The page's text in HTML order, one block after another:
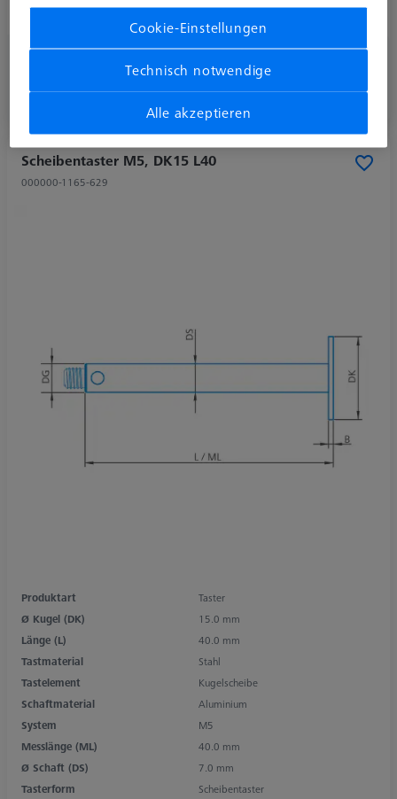
Tasterform
Scheibentaster
Scheibentaster M5, DK15 L40
000000-1165-629
Produktart
Taster
Ø Kugel (DK)
15.0 mm
Länge (L)
40.0 mm
Tastmaterial
Stahl
Tastelement
Kugelscheibe
Schaftmaterial
Aluminium
System
M5
Messlänge (ML)
40.0 mm
Ø Schaft (DS)
7.0 mm
Tasterform
Scheibentaster
Cookie-Einstellungen
Technisch notwendige
Alle akzeptieren